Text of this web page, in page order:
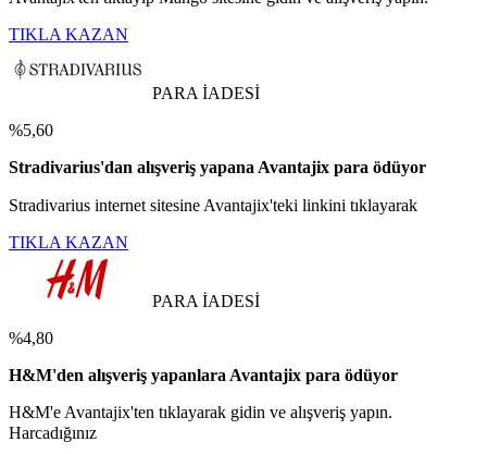
TIKLA KAZAN
PARA İADESİ
%5,60
Stradivarius'dan alışveriş yapana Avantajix para ödüyor
Stradivarius internet sitesine Avantajix'teki linkini tıklayarak
TIKLA KAZAN
PARA İADESİ
%4,80
H&M'den alışveriş yapanlara Avantajix para ödüyor
H&M'e Avantajix'ten tıklayarak gidin ve alışveriş yapın.
Harcadığınız